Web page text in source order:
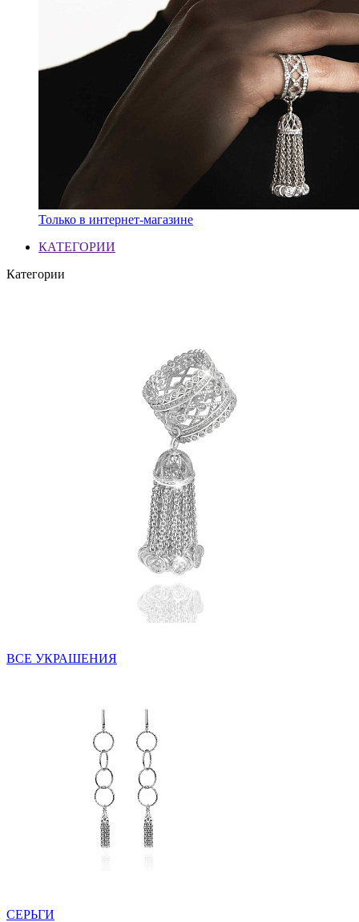
Только в интернет-магазине
КАТЕГОРИИ
Категории
ВСЕ УКРАШЕНИЯ
СЕРЬГИ